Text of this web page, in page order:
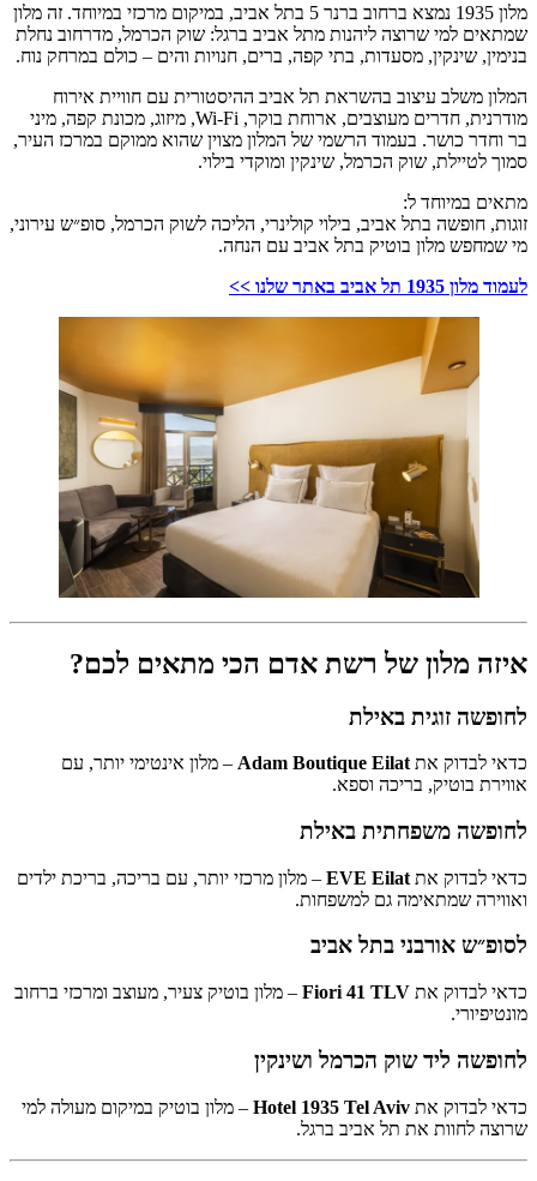
מלון 1935 נמצא ברחוב ברנר 5 בתל אביב, במיקום מרכזי במיוחד. זה מלון
שמתאים למי שרוצה ליהנות מתל אביב ברגל: שוק הכרמל, מדרחוב נחלת
בנימין, שינקין, מסעדות, בתי קפה, ברים, חנויות והים – כולם במרחק נוח.
המלון משלב עיצוב בהשראת תל אביב ההיסטורית עם חוויית אירוח
מודרנית, חדרים מעוצבים, ארוחת בוקר, Wi-Fi, מיזוג, מכונת קפה, מיני
בר וחדר כושר. בעמוד הרשמי של המלון מצוין שהוא ממוקם במרכז העיר,
סמוך לטיילת, שוק הכרמל, שינקין ומוקדי בילוי.
מתאים במיוחד ל:
זוגות, חופשה בתל אביב, בילוי קולינרי, הליכה לשוק הכרמל, סופ״ש עירוני,
מי שמחפש מלון בוטיק בתל אביב עם הנחה.
לעמוד מלון 1935 תל אביב באתר שלנו >>
איזה מלון של רשת אדם הכי מתאים לכם?
לחופשה זוגית באילת
כדאי לבדוק את Adam Boutique Eilat – מלון אינטימי יותר, עם
אווירת בוטיק, בריכה וספא.
לחופשה משפחתית באילת
כדאי לבדוק את EVE Eilat – מלון מרכזי יותר, עם בריכה, בריכת ילדים
ואווירה שמתאימה גם למשפחות.
לסופ״ש אורבני בתל אביב
כדאי לבדוק את Fiori 41 TLV – מלון בוטיק צעיר, מעוצב ומרכזי ברחוב
מונטיפיורי.
לחופשה ליד שוק הכרמל ושינקין
כדאי לבדוק את Hotel 1935 Tel Aviv – מלון בוטיק במיקום מעולה למי
שרוצה לחוות את תל אביב ברגל.